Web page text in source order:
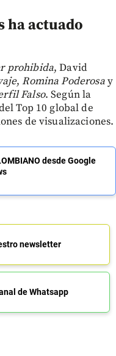
ha actuado
prohibida, David
,Romina Poderosay
Falso. Según la
Top 10 global de
de visualizaciones.
desde Google
newsletter
de Whatsapp